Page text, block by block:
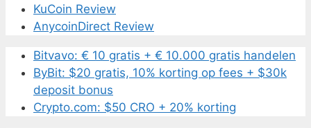
KuCoin Review
AnycoinDirect Review
Bitvavo: € 10 gratis + € 10.000 gratis handelen
ByBit: $20 gratis, 10% korting op fees + $30k
deposit bonus
Crypto.com: $50 CRO + 20% korting